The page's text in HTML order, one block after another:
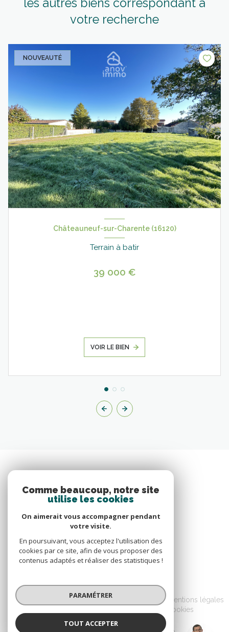
les autres biens correspondant à
votre recherche
NOUVEAUTÉ
Châteauneuf-sur-Charente (16120)
Terrain à batir
39 000 €
VOIR LE BIEN
© 2026 | Tous droits réservés
Nos honoraires
Nos partenaires
Mentions légales
Cookies
Comme beaucoup, notre site
utilise les cookies
On aimerait vous accompagner pendant
votre visite.
En poursuivant, vous acceptez l'utilisation des
cookies par ce site, afin de vous proposer des
contenus adaptés et réaliser des statistiques !
PARAMÉTRER
TOUT ACCEPTER